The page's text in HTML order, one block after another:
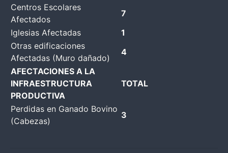
Centros Escolares
Afectados
7
Iglesias Afectadas
1
Otras edificaciones
Afectadas (Muro dañado)
4
AFECTACIONES A LA
INFRAESTRUCTURA
PRODUCTIVA
TOTAL
Perdidas en Ganado Bovino
(Cabezas)
3